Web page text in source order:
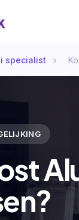
specialist ›